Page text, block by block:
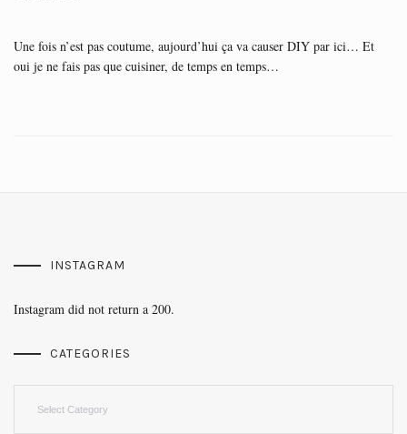
Une fois n’est pas coutume, aujourd’hui ça va causer DIY par ici… Et
oui je ne fais pas que cuisiner, de temps en temps…
INSTAGRAM
Instagram did not return a 200.
CATEGORIES